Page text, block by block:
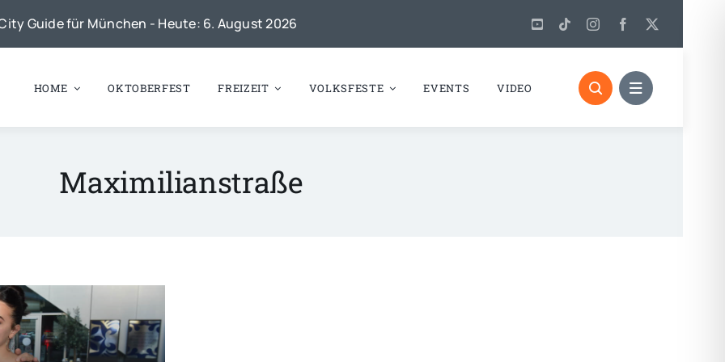
Guide für München - Heute: 6. August 2026
HOME OKTOBERFEST FREIZEIT VOLKSFESTE EVENTS VIDEO
Maximilianstraße